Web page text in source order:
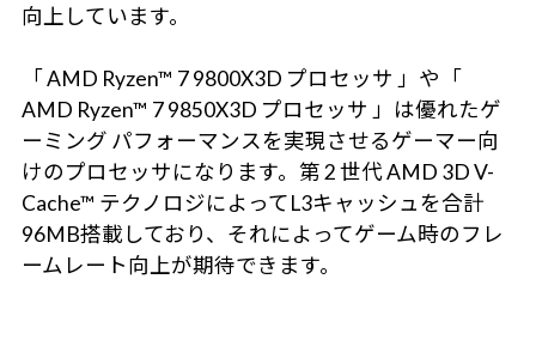
向上しています。
「 AMD Ryzen™ 7 9800X3D プロセッサ 」や「
AMD Ryzen™ 7 9850X3D プロセッサ 」は優れたゲ
ーミング パフォーマンスを実現させるゲーマー向
けのプロセッサになります。第 2 世代 AMD 3D V-
Cache™ テクノロジによってL3キャッシュを合計
96MB搭載しており、それによってゲーム時のフレ
ームレート向上が期待できます。